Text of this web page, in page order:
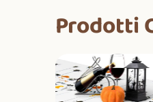
Prodotti